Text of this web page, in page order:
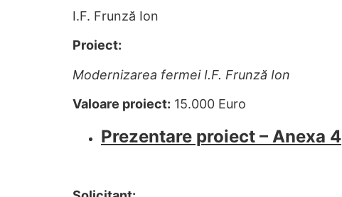
I.F. Frunză Ion
Proiect:
Modernizarea fermei I.F. Frunză Ion
Valoare proiect: 15.000 Euro
Prezentare proiect – Anexa 4